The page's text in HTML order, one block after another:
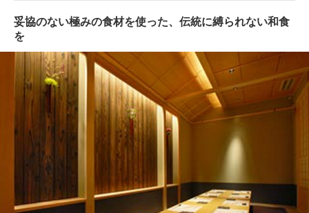
妥協のない極みの食材を使った、伝統に縛られない和食
を